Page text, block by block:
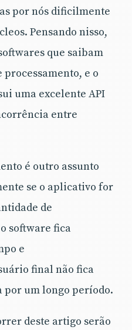
por nós dificilmente
Pensando nisso,
que saibam
e o
uma excelente API
entre
é outro assunto
se o aplicativo for
de
software fica
e
final não fica
por um longo período.
deste artigo serão